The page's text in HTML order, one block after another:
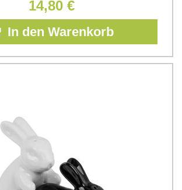
14,80 €
In den Warenkorb